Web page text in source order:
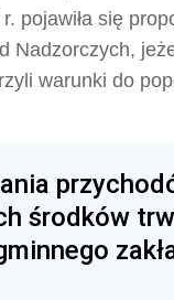
pojawiła się
Nadzorczych,
warunki do
środków